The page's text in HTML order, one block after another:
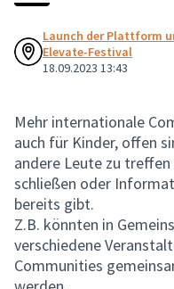
Launch der Plattform
Elevate-Festival
18.09.2023 13:43
Mehr internationale
auch für Kinder, offen
andere Leute zu
schließen oder
bereits gibt.
Z.B. könnten in
verschiedene
Communities